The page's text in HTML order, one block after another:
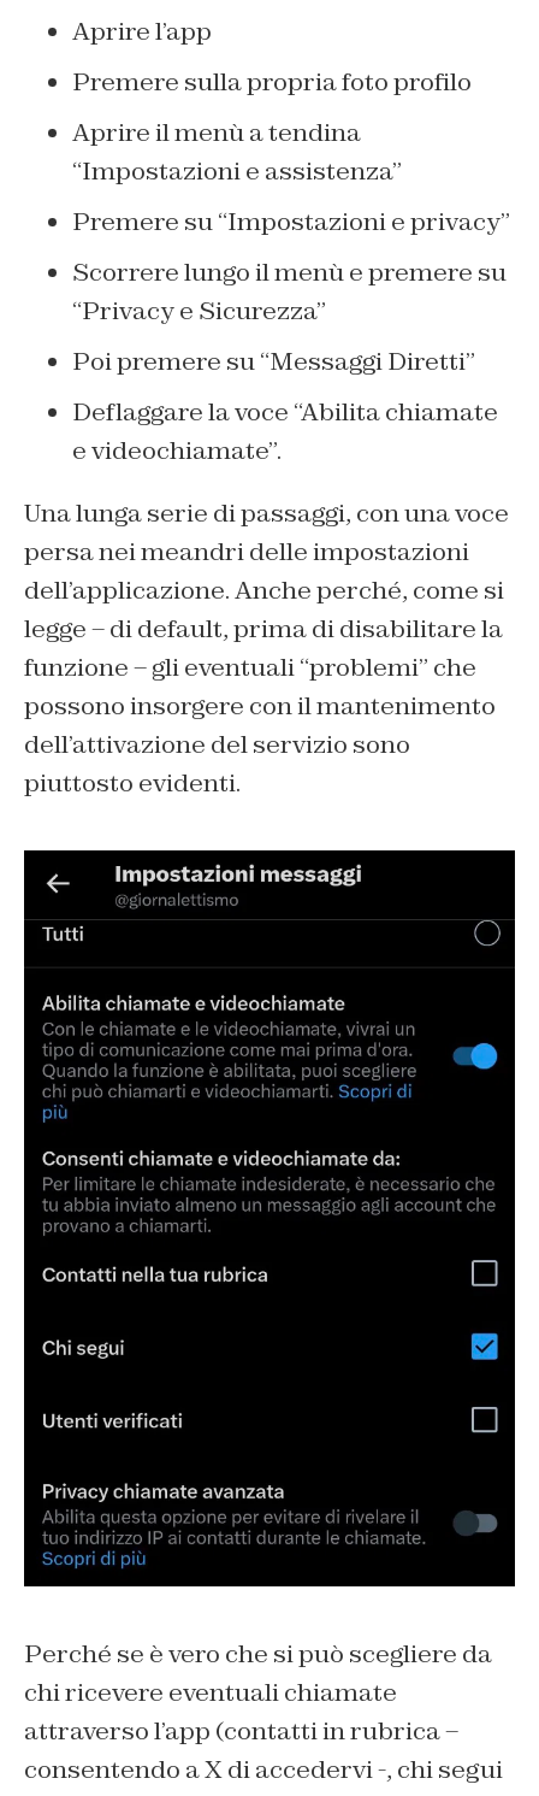
Aprire l’app
Premere sulla propria foto profilo
Aprire il menù a tendina
“Impostazioni e assistenza”
Premere su “Impostazioni e privacy”
Scorrere lungo il menù e premere su
“Privacy e Sicurezza”
Poi premere su “Messaggi Diretti”
Deflaggare la voce “Abilita chiamate
e videochiamate”.
Una lunga serie di passaggi, con una voce
persa nei meandri delle impostazioni
dell’applicazione. Anche perché, come si
legge – di default, prima di disabilitare la
funzione – gli eventuali “problemi” che
possono insorgere con il mantenimento
dell’attivazione del servizio sono
piuttosto evidenti.
Perché se è vero che si può scegliere da
chi ricevere eventuali chiamate
attraverso l’app (contatti in rubrica –
consentendo a X di accedervi -, chi segui